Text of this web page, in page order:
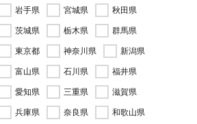
岩手県 宮城県
秋田県
茨城県 栃木県
群馬県
東京都 神奈川県
新潟県
富山県 石川県
福井県
愛知県 三重県
滋賀県
兵庫県 奈良県
和歌山県